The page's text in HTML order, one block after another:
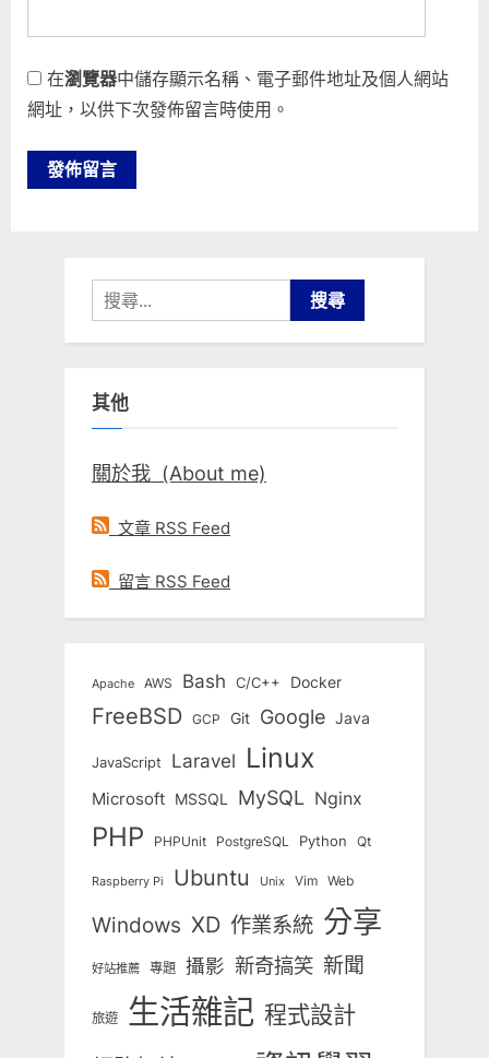
在瀏覽器中儲存顯示名稱、電子郵件地址及個人網站
網址，以供下次發佈留言時使用。
搜
尋
關
字:
其他
關於我 (About me)
文章 RSS Feed
留言 RSS Feed
Apache AWS Bash C/C++ Docker
FreeBSD GCP Git Google Java
JavaScript Laravel Linux
Microsoft MSSQL MySQL Nginx
PHP PHPUnit PostgreSQL Python Qt
Raspberry Pi Ubuntu Unix Vim Web
Windows XD 作業系統 分享
好站推薦 專題 攝影 新奇搞笑 新聞
旅遊 生活雜記 程式設計